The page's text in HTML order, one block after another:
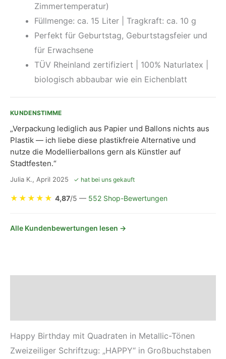
Zimmertemperatur)
Füllmenge: ca. 15 Liter | Tragkraft: ca. 10 g
Perfekt für Geburtstag, Geburtstagsfeier und
für Erwachsene
TÜV Rheinland zertifiziert | 100% Naturlatex |
biologisch abbaubar wie ein Eichenblatt
KUNDENSTIMME
„Verpackung lediglich aus Papier und Ballons nichts aus
Plastik — ich liebe diese plastikfreie Alternative und
nutze die Modellierballons gern als Künstler auf
Stadtfesten.“
Julia K., April 2025 ✓ hat bei uns gekauft
★ ★ ★ ★ ★ 4,87/5 — 552 Shop-Bewertungen
Alle Kundenbewertungen lesen →
Happy Birthday mit Quadraten in Metallic-Tönen
Zweizeiliger Schriftzug: „HAPPY“ in Großbuchstaben